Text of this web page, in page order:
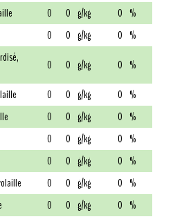
0 0 g/kg 0 %
0 0 g/kg 0 %
0 0 g/kg 0 %
0 0 g/kg 0 %
0 0 g/kg 0 %
0 0 g/kg 0 %
0 0 g/kg 0 %
0 0 g/kg 0 %
0 0 g/kg 0 %